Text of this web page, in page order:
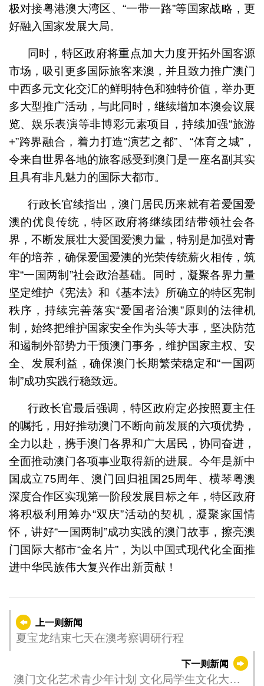
极对接粤港澳大湾区、“一带一路”等国家战略，更
好融入国家发展大局。
同时，特区政府将重点加大力度开拓外国客源
市场，吸引更多国际旅客来澳，并且致力推广澳门
中西多元文化交汇的鲜明特色和独特价值，举办更
多大型推广活动，与此同时，继续增加本澳会议展
览、娱乐表演等非博彩元素项目，持续加强“旅游
+”跨界融合，着力打造“演艺之都”、“体育之城”，
令来自世界各地的旅客感受到澳门是一座名副其实
且具有非凡魅力的国际大都市。
行政长官续指出，澳门居民历来就有着爱国爱
澳的优良传统，特区政府将继续团结带领社会各
界，不断发展壮大爱国爱澳力量，特别是加强对青
年的培养，确保爱国爱澳的光荣传统薪火相传，筑
牢“一国两制”社会政治基础。同时，凝聚各界力量
坚定维护《宪法》和《基本法》所确立的特区宪制
秩序，持续完善落实“爱国者治澳”原则的法律机
制，始终把维护国家安全作为头等大事，坚决防范
和遏制外部势力干预澳门事务，维护国家主权、安
全、发展利益，确保澳门长期繁荣稳定和“一国两
制”成功实践行稳致远。
行政长官最后强调，特区政府定必按照夏主任
的嘱托，用好推动澳门不断向前发展的六项优势，
全力以赴，携手澳门各界和广大居民，协同奋进，
全面推动澳门各项事业取得新的进展。今年是新中
国成立75周年、澳门回归祖国25周年、横琴粤澳
深度合作区实现第一阶段发展目标之年，特区政府
将积极利用筹办“双庆”活动的契机，凝聚家国情
怀，讲好“一国两制”成功实践的澳门故事，擦亮澳
门国际大都市“金名片”，为以中国式现代化全面推
进中华民族伟大复兴作出新贡献！
上一则新闻
夏宝龙结束七天在澳考察调研行程
下一则新闻
澳门文化艺术青少年计划 文化局学生文化大使